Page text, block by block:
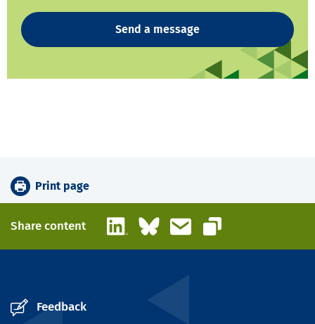
Send a message
Print page
Share content LinkedInBlueskyEmail
Copy link
Feedback